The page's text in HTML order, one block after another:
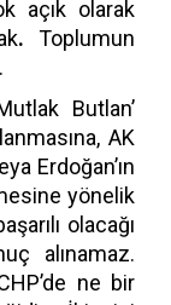
açık olarak
. Toplumun
Butlan’
AK
Erdoğan’ın
yönelik
olacağı
alınamaz.
ne bir